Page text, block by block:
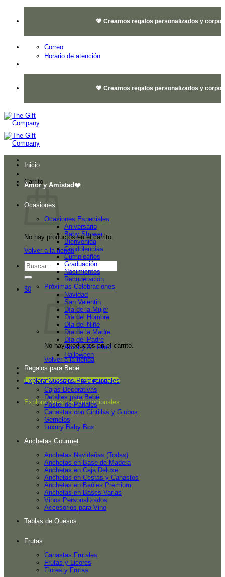
💖 Creamos regalos personalizados y
Correo
Horario de atención
💖 Creamos regalos personalizados y
Carrito
No hay productos en el carrito.
Volver a la tienda
Buscar
por:
$0
No hay productos en el carrito.
Volver a la tienda
Explora Nuestros Promocionales
Explora Nuestros Promocionales
Inicio
Amor y Amistad❤️
Ocasiones
Ocasiones Especiales
Aniversario
Baby Shower
Bienvenida
Condolencias
Cumpleaños
Graduación
Nacimientos
Recuperación
Próximas Celebraciones
Navidad
San Valentin
Día de la Mujer
Día del Hombre
Día del Niño
Día de la Madre
Día del Padre
Amor y Amistad
Halloween
Regalos para Bebé
Canastillas para Bebé
Cajas Decorativas
Detalles para Bebé
Pastel de Pañales
Canastas con Cintillas y Globos
Gemelos
Luxury Baby Box
Anchetas Gourmet
Anchetas Navideñas (Todas)
Anchetas en Base de Madera
Anchetas en Caja Deluxe
Anchetas en Cestas y Canastos
Anchetas en Baúles Premium
Anchetas en Bases Varias
Vinos Personalizados
Accesorios para Vino
Tablas de Quesos
Frutas
Canastas Frutales
Frutas y Licores
Flores y Frutas